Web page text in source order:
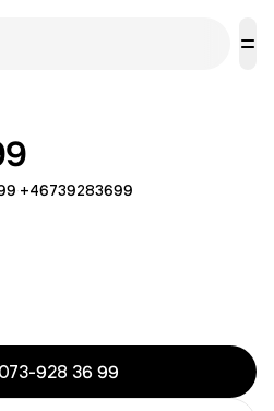
+46739283699
073-928 36 99